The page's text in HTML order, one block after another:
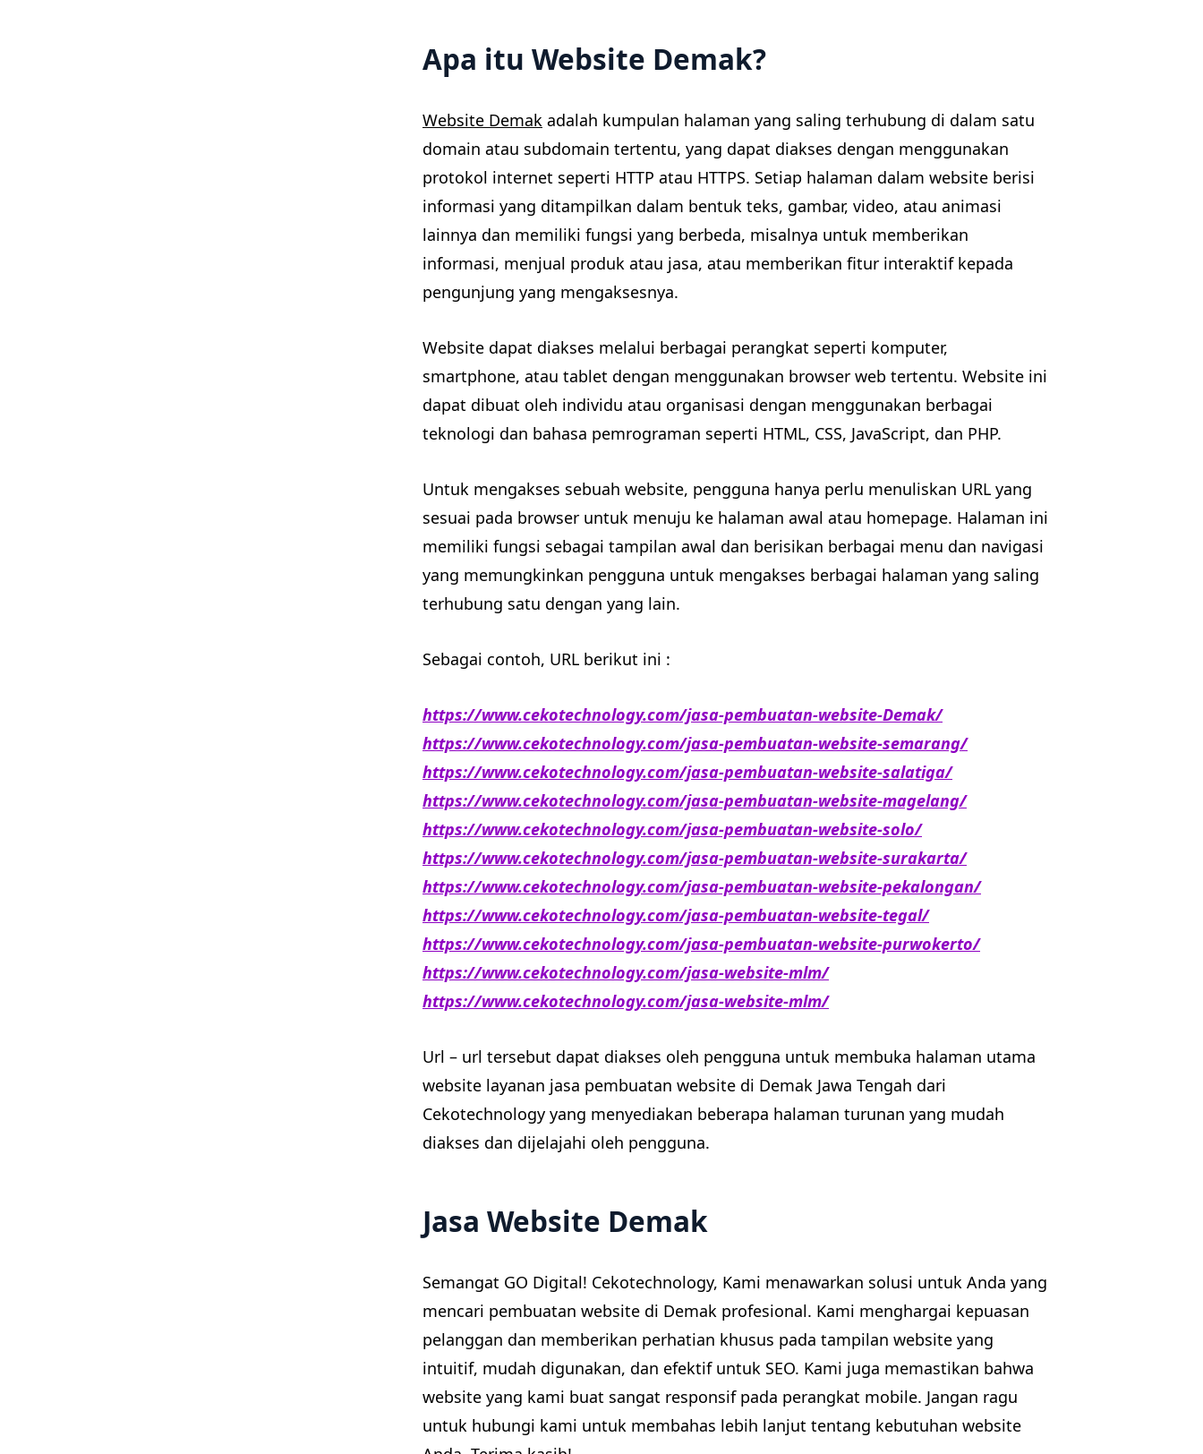
Apa itu Website Demak?
Website Demak adalah kumpulan halaman yang saling terhubung di dalam satu
domain atau subdomain tertentu, yang dapat diakses dengan menggunakan
protokol internet seperti HTTP atau HTTPS. Setiap halaman dalam website berisi
informasi yang ditampilkan dalam bentuk teks, gambar, video, atau animasi
lainnya dan memiliki fungsi yang berbeda, misalnya untuk memberikan
informasi, menjual produk atau jasa, atau memberikan fitur interaktif kepada
pengunjung yang mengaksesnya.
Website dapat diakses melalui berbagai perangkat seperti komputer,
smartphone, atau tablet dengan menggunakan browser web tertentu. Website ini
dapat dibuat oleh individu atau organisasi dengan menggunakan berbagai
teknologi dan bahasa pemrograman seperti HTML, CSS, JavaScript, dan PHP.
Untuk mengakses sebuah website, pengguna hanya perlu menuliskan URL yang
sesuai pada browser untuk menuju ke halaman awal atau homepage. Halaman ini
memiliki fungsi sebagai tampilan awal dan berisikan berbagai menu dan navigasi
yang memungkinkan pengguna untuk mengakses berbagai halaman yang saling
terhubung satu dengan yang lain.
Sebagai contoh, URL berikut ini :
https://www.cekotechnology.com/jasa-pembuatan-website-Demak/
https://www.cekotechnology.com/jasa-pembuatan-website-semarang/
https://www.cekotechnology.com/jasa-pembuatan-website-salatiga/
https://www.cekotechnology.com/jasa-pembuatan-website-magelang/
https://www.cekotechnology.com/jasa-pembuatan-website-solo/
https://www.cekotechnology.com/jasa-pembuatan-website-surakarta/
https://www.cekotechnology.com/jasa-pembuatan-website-pekalongan/
https://www.cekotechnology.com/jasa-pembuatan-website-tegal/
https://www.cekotechnology.com/jasa-pembuatan-website-purwokerto/
https://www.cekotechnology.com/jasa-website-mlm/
https://www.cekotechnology.com/jasa-website-mlm/
Url – url tersebut dapat diakses oleh pengguna untuk membuka halaman utama
website layanan jasa pembuatan website di Demak Jawa Tengah dari
Cekotechnology yang menyediakan beberapa halaman turunan yang mudah
diakses dan dijelajahi oleh pengguna.
Jasa Website Demak
Semangat GO Digital! Cekotechnology, Kami menawarkan solusi untuk Anda yang
mencari pembuatan website di Demak profesional. Kami menghargai kepuasan
pelanggan dan memberikan perhatian khusus pada tampilan website yang
intuitif, mudah digunakan, dan efektif untuk SEO. Kami juga memastikan bahwa
website yang kami buat sangat responsif pada perangkat mobile. Jangan ragu
untuk hubungi kami untuk membahas lebih lanjut tentang kebutuhan website